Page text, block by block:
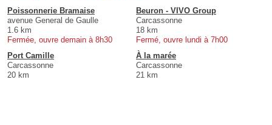
Poissonnerie Bramaise
avenue General de Gaulle
1.6 km
Fermée, ouvre demain à 8h30
Beuron - VIVO Group
Carcassonne
18 km
Fermé, ouvre lundi à 7h00
Port Camille
Carcassonne
20 km
À la marée
Carcassonne
21 km